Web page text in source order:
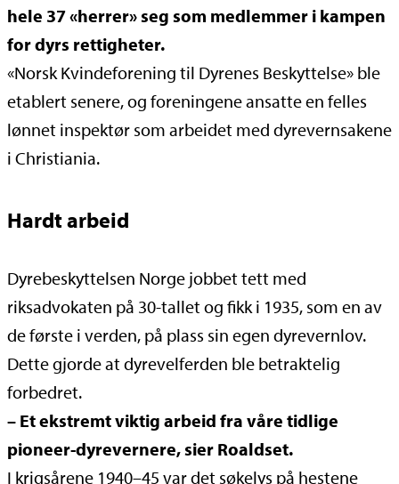
hele 37 «herrer» seg som medlemmer i kampen
for dyrs rettigheter.
«Norsk Kvindeforening til Dyrenes Beskyttelse» ble
etablert senere, og foreningene ansatte en felles
lønnet inspektør som arbeidet med dyrevernsakene
i Christiania.
Hardt arbeid
Dyrebeskyttelsen Norge jobbet tett med
riksadvokaten på 30-tallet og fikk i 1935, som en av
de første i verden, på plass sin egen dyrevernlov.
Dette gjorde at dyrevelferden ble betraktelig
forbedret.
– Et ekstremt viktig arbeid fra våre tidlige
pioneer-dyrevernere, sier Roaldset.
I krigsårene 1940–45 var det søkelys på hestene